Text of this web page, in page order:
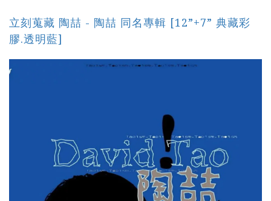
立刻蒐藏 陶喆 - 陶喆 同名專輯 [12”+7” 典藏彩
膠.透明藍]